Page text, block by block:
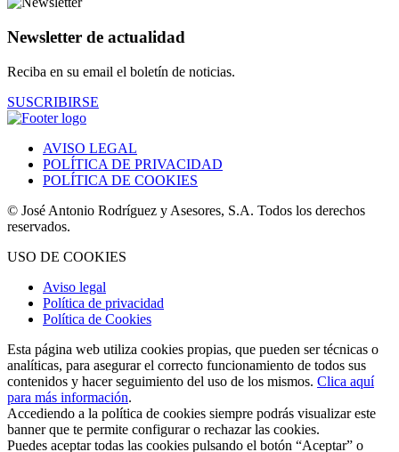
Newsletter de actualidad
Reciba en su email el boletín de noticias.
SUSCRIBIRSE
AVISO LEGAL
POLÍTICA DE PRIVACIDAD
POLÍTICA DE COOKIES
© José Antonio Rodríguez y Asesores, S.A. Todos los derechos
reservados.
USO DE COOKIES
Aviso legal
Política de privacidad
Política de Cookies
Esta página web utiliza cookies propias, que pueden ser técnicas o
analíticas, para asegurar el correcto funcionamiento de todos sus
contenidos y hacer seguimiento del uso de los mismos. Clica aquí
para más información.
Accediendo a la política de cookies siempre podrás visualizar este
banner que te permite configurar o rechazar las cookies.
Puedes aceptar todas las cookies pulsando el botón “Aceptar” o